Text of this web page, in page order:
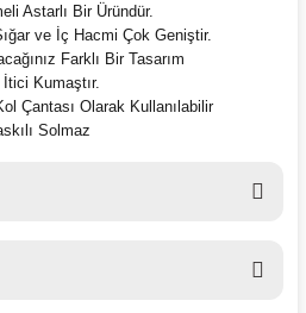
Astarlı Bir Üründür.
ve İç Hacmi Çok Geniştir.
Farklı Bir Tasarım
Kumaştır.
Çantası Olarak Kullanılabilir
Solmaz
yorumu siz yapın!